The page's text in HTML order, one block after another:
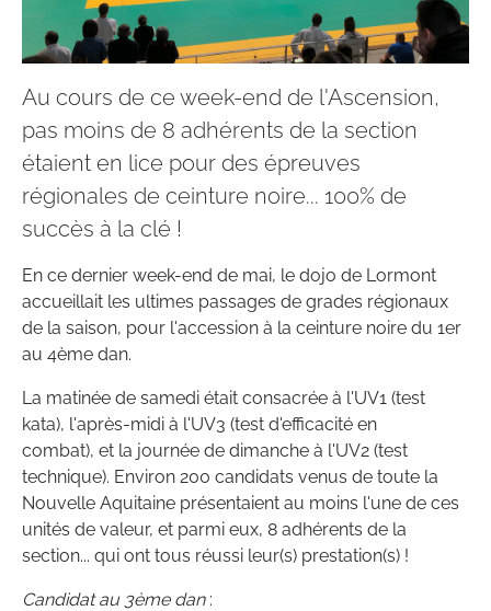
Au cours de ce week-end de l'Ascension,
pas moins de 8 adhérents de la section
étaient en lice pour des épreuves
régionales de ceinture noire... 100% de
succès à la clé !
En ce dernier week-end de mai, le dojo de Lormont
accueillait les ultimes passages de grades régionaux
de la saison, pour l'accession à la ceinture noire du 1er
au 4ème dan.
La matinée de samedi était consacrée à l'UV1 (test
kata), l'après-midi à l'UV3 (test d'efficacité en
combat), et la journée de dimanche à l'UV2 (test
technique). Environ 200 candidats venus de toute la
Nouvelle Aquitaine présentaient au moins l'une de ces
unités de valeur, et parmi eux, 8 adhérents de la
section... qui ont tous réussi leur(s) prestation(s) !
Candidat au 3ème dan: